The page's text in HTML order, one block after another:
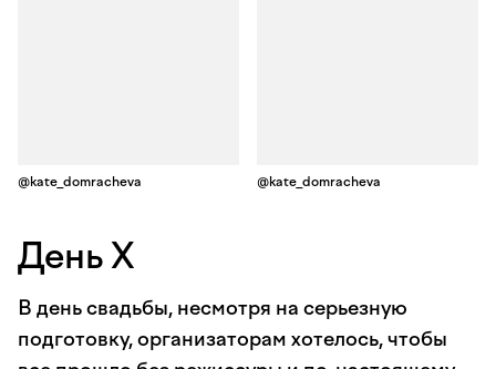
@kate_domracheva @kate_domracheva
День Х
В день свадьбы, несмотря на серьезную
подготовку, организаторам хотелось, чтобы